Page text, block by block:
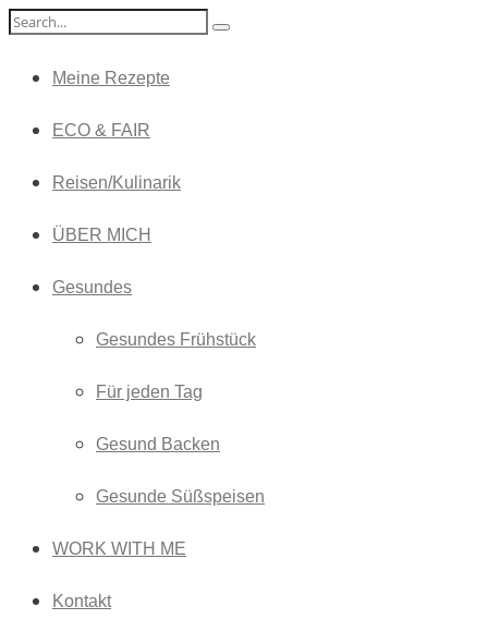
Meine Rezepte
ECO & FAIR
Reisen/Kulinarik
ÜBER MICH
Gesundes
Gesundes Frühstück
Für jeden Tag
Gesund Backen
Gesunde Süßspeisen
WORK WITH ME
Kontakt